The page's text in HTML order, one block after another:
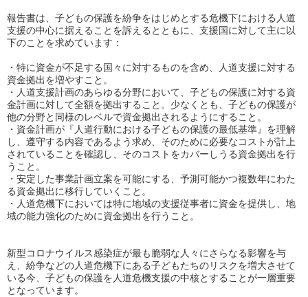
報告書は、子どもの保護を紛争をはじめとする危機下における人道
支援の中心に据えることを訴えるとともに、支援国に対して主に以
下のことを求めています：
・特に資金が不足する国々に対するものを含め、人道支援に対する
資金拠出を増やすこと。
・人道支援計画のあらゆる分野において、子どもの保護に対する資
金計画に対して全額を拠出すること。少なくとも、子どもの保護が
他の分野と同様のレベルで資金拠出されるようにすること。
・資金計画が『人道行動における子どもの保護の最低基準』を理解
し、遵守する内容であるよう求め、そのために必要なコストが計上
されていることを確認し、そのコストをカバーしうる資金拠出を行
うこと。
・安定した事業計画立案を可能にする、予測可能かつ複数年にわた
る資金拠出に移行していくこと。
・人道危機下においては特に地域の支援従事者に資金を提供し、地
域の能力強化のために資金拠出を行うこと。
新型コロナウイルス感染症が最も脆弱な人々にさらなる影響を与
え、紛争などの人道危機下にある子どもたちのリスクを増大させて
いる今、子どもの保護を人道危機支援の中核とすることが一層重要
となっています。